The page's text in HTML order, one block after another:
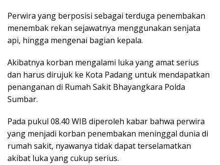
Perwira yang berposisi sebagai terduga penembakan
menembak rekan sejawatnya menggunakan senjata
api, hingga mengenai bagian kepala.
Akibatnya korban mengalami luka yang amat serius
dan harus dirujuk ke Kota Padang untuk mendapatkan
penanganan di Rumah Sakit Bhayangkara Polda
Sumbar.
Pada pukul 08.40 WIB diperoleh kabar bahwa perwira
yang menjadi korban penembakan meninggal dunia di
rumah sakit, nyawanya tidak dapat terselamatkan
akibat luka yang cukup serius.